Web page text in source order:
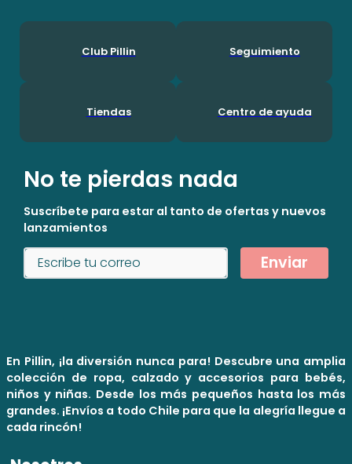
Club Pillin Seguimiento
Tiendas Centro de ayuda
No te pierdas nada
Suscríbete para estar al tanto de ofertas y nuevos
lanzamientos
Enviar
En Pillin, ¡la diversión nunca para! Descubre una amplia
colección de ropa, calzado y accesorios para bebés,
niños y niñas. Desde los más pequeños hasta los más
grandes. ¡Envíos a todo Chile para que la alegría llegue a
cada rincón!